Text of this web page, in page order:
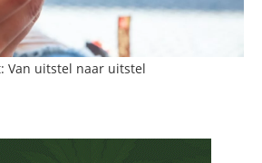
Van uitstel naar uitstel